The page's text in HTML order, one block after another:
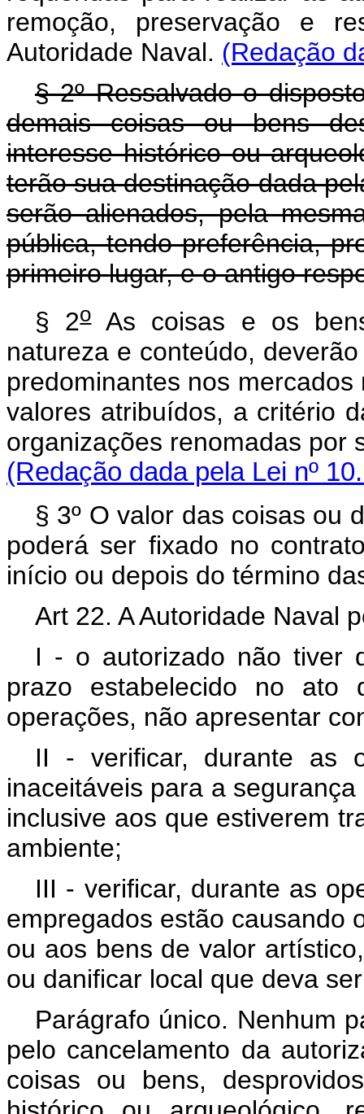
remoção, preservação e
Autoridade Naval. (Redação
§ 2º Ressalvado o
demais coisas ou bens
interesse histórico ou
terão sua destinação dada
serão alienados, pela
pública, tendo preferência,
primeiro lugar, e o antigo
§ 2oAs coisas e os
natureza e conteúdo,
predominantes nos
valores atribuídos, a critério
organizações renomadas por
(Redação dada pela Lei nº
§ 3º O valor das coisas ou
poderá ser fixado no
início ou depois do término
Art 22. A Autoridade Naval
I - o autorizado não tiver
prazo estabelecido no ato
operações, não apresentar
II - verificar, durante as
inaceitáveis para a
inclusive aos que estiverem
ambiente;
III - verificar, durante as
empregados estão causando
ou aos bens de valor
ou danificar local que deva
Parágrafo único. Nenhum
pelo cancelamento da
coisas ou bens,